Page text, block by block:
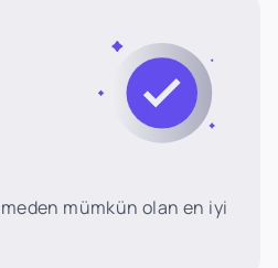
mümkün olan en iyi